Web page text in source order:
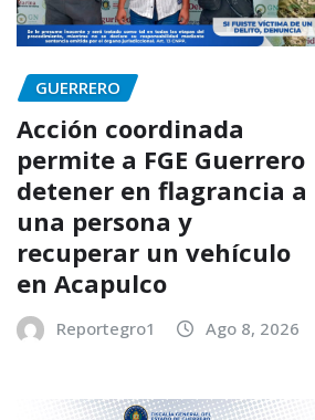
GUERRERO
Acción coordinada
permite a FGE Guerrero
detener en flagrancia a
una persona y
recuperar un vehículo
en Acapulco
Reportegro1 Ago 8, 2026